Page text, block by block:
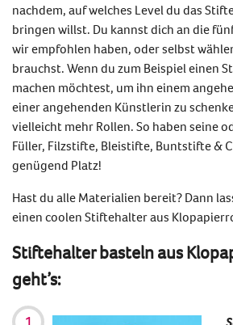
nachdem, auf welches Level du das
bringen willst. Du kannst dich an die
wir empfohlen haben, oder selbst
brauchst. Wenn du zum Beispiel einen
machen möchtest, um ihn einem
einer angehenden Künstlerin zu
vielleicht mehr Rollen. So haben seine
Füller, Filzstifte, Bleistifte, Buntstifte &
genügend Platz!
Hast du alle Materialien bereit? Dann
einen coolen Stiftehalter aus
Stiftehalter basteln aus
geht’s: